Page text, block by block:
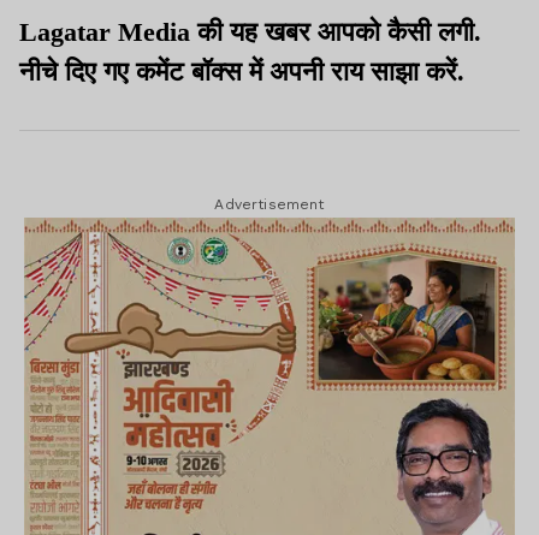
Lagatar Media की यह खबर आपको कैसी लगी.
नीचे दिए गए कमेंट बॉक्स में अपनी राय साझा करें.
Advertisement